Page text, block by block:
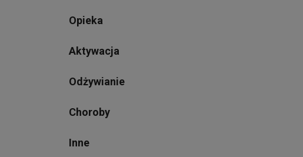
Opieka
Aktywacja
Odżywianie
Choroby
Inne